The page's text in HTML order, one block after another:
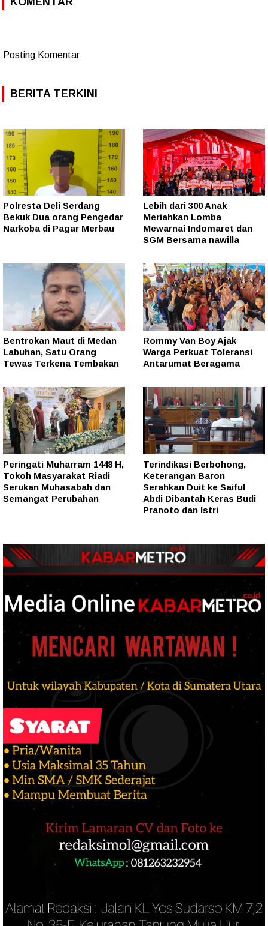
Posting Komentar
BERITA TERKINI
Polresta Deli Serdang
Bekuk Dua orang Pengedar
Narkoba di Pagar Merbau
Lebih dari 300 Anak
Meriahkan Lomba
Mewarnai Indomaret dan
SGM Bersama nawilla
Bentrokan Maut di Medan
Labuhan, Satu Orang
Tewas Terkena Tembakan
Rommy Van Boy Ajak
Warga Perkuat Toleransi
Antarumat Beragama
Peringati Muharram 1448 H,
Tokoh Masyarakat Riadi
Serukan Muhasabah dan
Semangat Perubahan
Terindikasi Berbohong,
Keterangan Baron
Serahkan Duit ke Saiful
Abdi Dibantah Keras Budi
Pranoto dan Istri